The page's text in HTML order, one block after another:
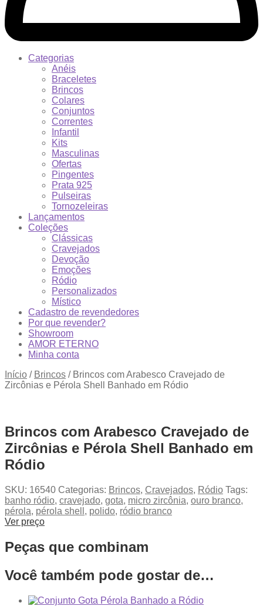
Categorias
Anéis
Braceletes
Brincos
Colares
Conjuntos
Correntes
Infantil
Kits
Masculinas
Ofertas
Pingentes
Prata 925
Pulseiras
Tornozeleiras
Lançamentos
Coleções
Clássicas
Cravejados
Devoção
Emoções
Ródio
Personalizados
Místico
Cadastro de revendedores
Por que revender?
Showroom
AMOR ETERNO
Minha conta
Início / Brincos / Brincos com Arabesco Cravejado de
Zircônias e Pérola Shell Banhado em Ródio
Brincos com Arabesco Cravejado de
Zircônias e Pérola Shell Banhado em
Ródio
SKU: 16540 Categorias: Brincos, Cravejados, Ródio Tags:
banho ródio, cravejado, gota, micro zircônia, ouro branco,
pérola, pérola shell , polido, ródio branco
Ver preço
Peças que combinam
Você também pode gostar de…